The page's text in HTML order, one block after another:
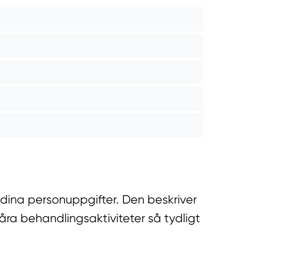
personuppgifter. Den beskriver
behandlingsaktiviteter så tydligt